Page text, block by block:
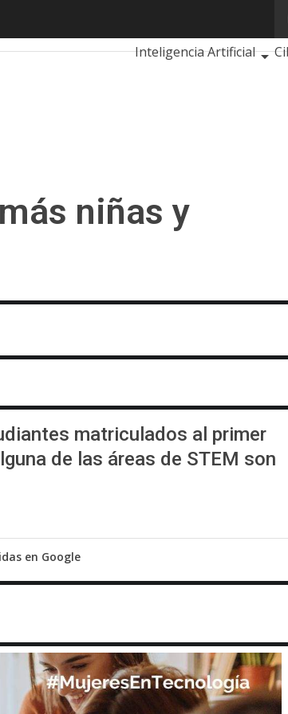
Inteligencia Artificial
niñas y
matriculados al primer
de las áreas de STEM son
en Google